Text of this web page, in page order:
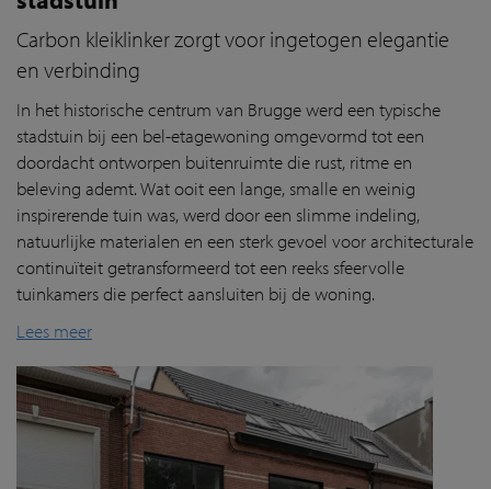
Carbon kleiklinker zorgt voor ingetogen elegantie
en verbinding
In het historische centrum van Brugge werd een typische
stadstuin bij een bel-etagewoning omgevormd tot een
doordacht ontworpen buitenruimte die rust, ritme en
beleving ademt. Wat ooit een lange, smalle en weinig
inspirerende tuin was, werd door een slimme indeling,
natuurlijke materialen en een sterk gevoel voor architecturale
continuïteit getransformeerd tot een reeks sfeervolle
tuinkamers die perfect aansluiten bij de woning.
Lees meer